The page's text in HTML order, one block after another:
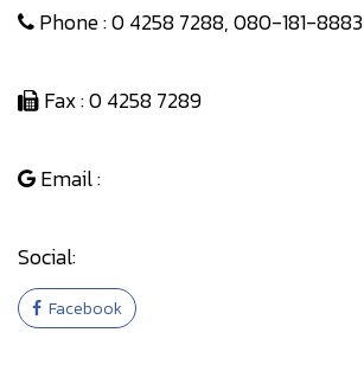
Phone : 0 4258 7288, 080-181-8883
Fax : 0 4258 7289
Email :
Social:
Facebook